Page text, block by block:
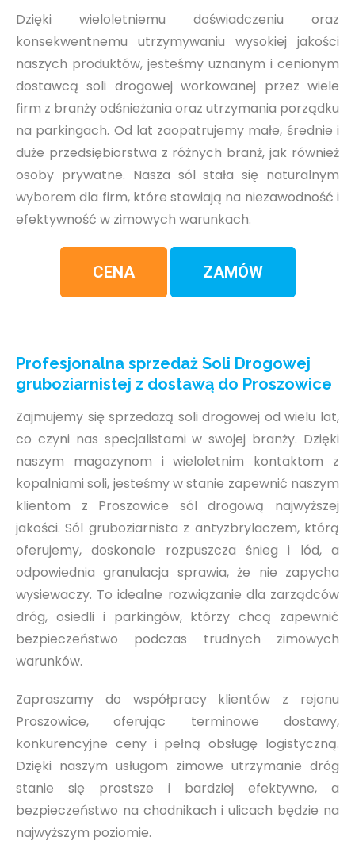
Dzięki wieloletniemu doświadczeniu oraz
konsekwentnemu utrzymywaniu wysokiej jakości
naszych produktów, jesteśmy uznanym i cenionym
dostawcą soli drogowej workowanej przez wiele
firm z branży odśnieżania oraz utrzymania porządku
na parkingach. Od lat zaopatrujemy małe, średnie i
duże przedsiębiorstwa z różnych branż, jak również
osoby prywatne. Nasza sól stała się naturalnym
wyborem dla firm, które stawiają na niezawodność i
efektywność w zimowych warunkach.
CENA ZAMÓW
Profesjonalna sprzedaż Soli Drogowej
gruboziarnistej z dostawą do Proszowice
Zajmujemy się sprzedażą soli drogowej od wielu lat,
co czyni nas specjalistami w swojej branży. Dzięki
naszym magazynom i wieloletnim kontaktom z
kopalniami soli, jesteśmy w stanie zapewnić naszym
klientom z Proszowice sól drogową najwyższej
jakości. Sól gruboziarnista z antyzbrylaczem, którą
oferujemy, doskonale rozpuszcza śnieg i lód, a
odpowiednia granulacja sprawia, że nie zapycha
wysiewaczy. To idealne rozwiązanie dla zarządców
dróg, osiedli i parkingów, którzy chcą zapewnić
bezpieczeństwo podczas trudnych zimowych
warunków.
Zapraszamy do współpracy klientów z rejonu
Proszowice, oferując terminowe dostawy,
konkurencyjne ceny i pełną obsługę logistyczną.
Dzięki naszym usługom zimowe utrzymanie dróg
stanie się prostsze i bardziej efektywne, a
bezpieczeństwo na chodnikach i ulicach będzie na
najwyższym poziomie.